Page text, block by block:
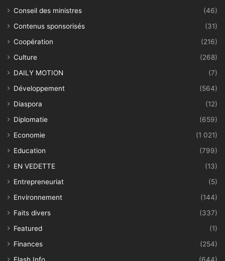
Conseil des ministres
(46)
Contenus sponsorisés
(31)
Coopération
(216)
Culture
(268)
DAILY MOTION
(7)
Développement
(564)
Diaspora
(12)
Diplomatie
(659)
Economie
(1 021)
Education
(799)
EN VEDETTE
(13)
Entrepreneuriat
(5)
Environnement
(144)
Faits divers
(337)
Featured
(1)
Finances
(254)